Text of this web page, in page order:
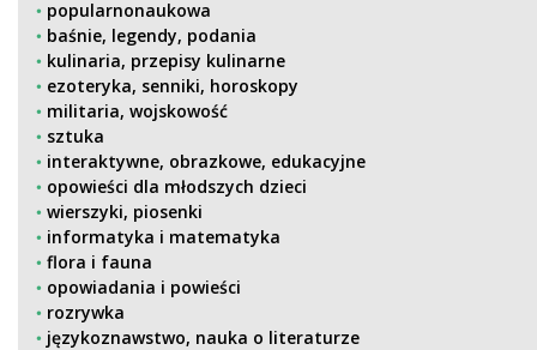
popularnonaukowa
baśnie, legendy, podania
kulinaria, przepisy kulinarne
ezoteryka, senniki, horoskopy
militaria, wojskowość
sztuka
interaktywne, obrazkowe, edukacyjne
opowieści dla młodszych dzieci
wierszyki, piosenki
informatyka i matematyka
flora i fauna
opowiadania i powieści
rozrywka
językoznawstwo, nauka o literaturze